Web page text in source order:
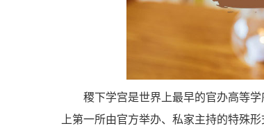
稷下学宫是世界上最早的官办高等
上第一所由官方举办、私家主持的特殊